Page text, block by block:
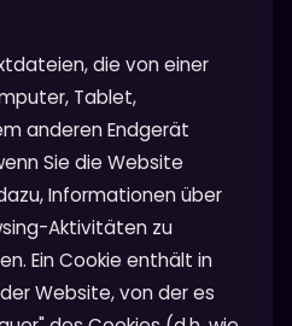
die von einer
Tablet,
anderen Endgerät
Sie die Website
Informationen über
Aktivitäten zu
Ein Cookie enthält in
Website, von der es